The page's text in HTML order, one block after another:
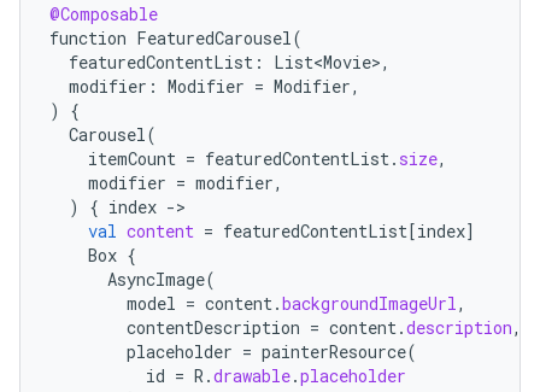
@Composable
function FeaturedCarousel (
featuredContentList : List<Movie>,
modifier : Modifier = Modifier,
)
{
Carousel (
itemCount = featuredContentList . size,
modifier = modifier,
)
{ index -
val content = featuredContentList[index]
Box {
AsyncImage(
model = content .backgroundImageUrl ,
contentDescription = content .description,
placeholder = painterResource(
id = R .drawable.placeholder